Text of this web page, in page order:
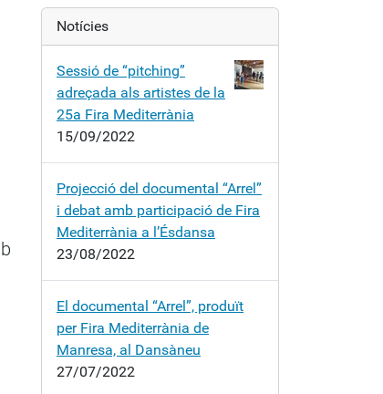
Notícies
Sessió de “pitching”
adreçada als artistes de la
25a Fira Mediterrània
15/09/2022
Projecció del documental “Arrel”
i debat amb participació de Fira
Mediterrània a l’Ésdansa
23/08/2022
El documental “Arrel”, produït
per Fira Mediterrània de
Manresa, al Dansàneu
27/07/2022